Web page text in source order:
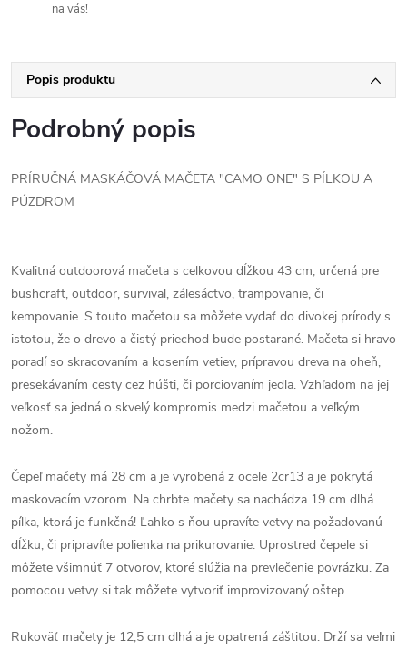
na vás!
Popis produktu
Podrobný popis
PRÍRUČNÁ MASKÁČOVÁ MAČETA "CAMO ONE" S PÍLKOU A
PÚZDROM
Kvalitná outdoorová mačeta s celkovou dĺžkou 43 cm, určená pre
bushcraft, outdoor, survival, zálesáctvo, trampovanie, či
kempovanie. S touto mačetou sa môžete vydať do divokej prírody s
istotou, že o drevo a čistý priechod bude postarané. Mačeta si hravo
poradí so skracovaním a kosením vetiev, prípravou dreva na oheň,
presekávaním cesty cez húšti, či porciovaním jedla. Vzhľadom na jej
veľkosť sa jedná o skvelý kompromis medzi mačetou a veľkým
nožom.
Čepeľ mačety má 28 cm a je vyrobená z ocele 2cr13 a je pokrytá
maskovacím vzorom. Na chrbte mačety sa nachádza 19 cm dlhá
pílka, ktorá je funkčná! Ľahko s ňou upravíte vetvy na požadovanú
dĺžku, či pripravíte polienka na prikurovanie. Uprostred čepele si
môžete všimnúť 7 otvorov, ktoré slúžia na prevlečenie povrázku. Za
pomocou vetvy si tak môžete vytvoriť improvizovaný oštep.
Rukoväť mačety je 12,5 cm dlhá a je opatrená záštitou. Drží sa veľmi